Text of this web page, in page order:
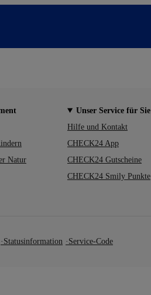
Natur
Unser Service für Sie
Hilfe und Kontakt
CHECK24 App
CHECK24 Gutscheine
CHECK24 Smily Punkte
Statusinformation Service-Code